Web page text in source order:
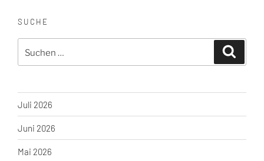
SUCHE
nach:
Juli 2026
Juni 2026
Mai 2026